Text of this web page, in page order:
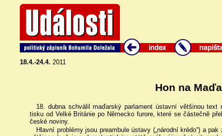
18.4.-24.4. 2011
Hon na
18. dubna schválil maďarský parlament ústavní většinou
tisku od Velké Británie po Německo furore, které se částečně
české noviny.
Hlavní problémy jsou preambule ústavy („národní krédo“) a